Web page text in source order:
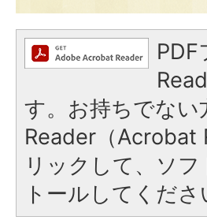
す。お持ちでな
Reader（Acrobat
リックして、ソ
トールしてくださ